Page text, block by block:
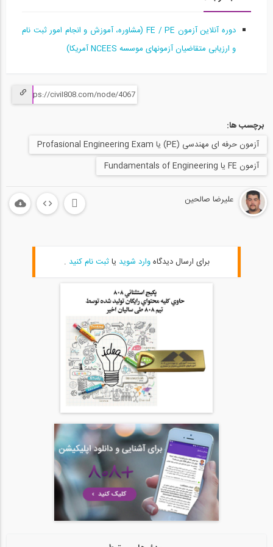
17
1:04:36
18
آمادگی آزمون بین المللی FE و PE قسمت...
آمادگی آزمون بین المللی FE و PE قسمت...
آمادگی آزمون بین المللی FE و PE قسمت...
آمادگی آزمون بین المللی FE و PE قسمت...
دوره آنلاین آزمون FE / PE (مشاوره، آموزش و انجام امور ثبت نام
و ارزیابی متقاضیان آزمونهای موسسه NCEES آمریکا)
برچسب ها:
آزمون حرفه ای مهندسی (PE) یا Profasional Engineering Exam
آزمون FE یا Fundamentals of Engineering
علیرضا صالحین
برای ارسال دیدگاهوارد شوید یاثبت نام کنید .